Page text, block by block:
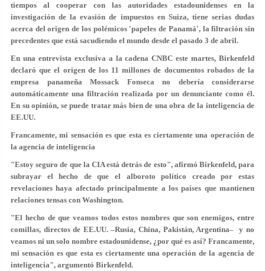
tiempos al cooperar con las autoridades estadounidenses en la
investigación de la evasión de impuestos en Suiza, tiene serias dudas
acerca del origen de los polémicos 'papeles de Panamá', la filtración sin
precedentes que está sacudiendo el mundo desde el pasado 3 de abril.
En una entrevista exclusiva a la cadena CNBC este martes, Birkenfeld
declaró que el origen de los 11 millones de documentos robados de la
empresa panameña Mossack Fonseca no debería considerarse
automáticamente una filtración realizada por un denunciante como él.
En su opinión, se puede tratar más bien de una obra de la inteligencia de
EE.UU.
Francamente, mi sensación es que esta es ciertamente una operación de
la agencia de inteligencia
"Estoy seguro de que la CIA está detrás de esto", afirmó Birkenfeld, para
subrayar el hecho de que el alboroto político creado por estas
revelaciones haya afectado principalmente a los países que mantienen
relaciones tensas con Washington.
"El hecho de que veamos todos estos nombres que son enemigos, entre
comillas, directos de EE.UU. –Rusia, China, Pakistán, Argentina– y no
veamos ni un solo nombre estadounidense, ¿por qué es así? Francamente,
mi sensación es que esta es ciertamente una operación de la agencia de
inteligencia", argumentó Birkenfeld.